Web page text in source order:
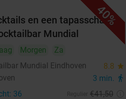
40%
en een tapasschaal
Mundial
Morgen
Za
Mundial Eindhoven
8.8 star
3 min. directions_walk
36 €41,50